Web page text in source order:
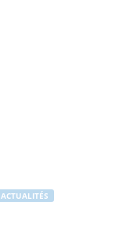
ACTUALITÉS